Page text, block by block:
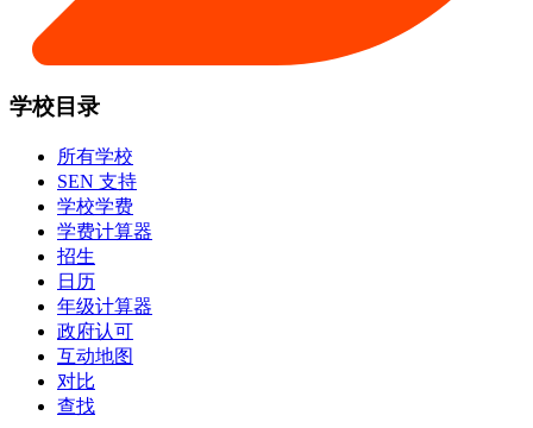
学校目录
所有学校
SEN 支持
学校学费
学费计算器
招生
日历
年级计算器
政府认可
互动地图
对比
查找